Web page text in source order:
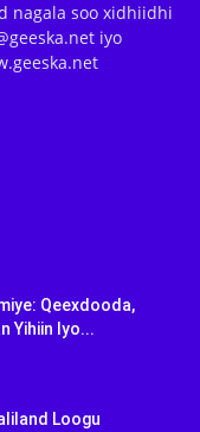
nagala soo xidhiidhi
iyo
Qeexdooda,
Yihiin Iyo...
Loogu